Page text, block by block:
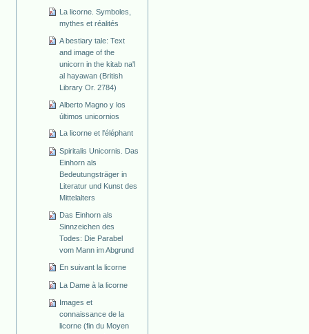
La licorne. Symboles,
mythes et réalités
A bestiary tale: Text
and image of the
unicorn in the kitab na'l
al hayawan (British
Library Or. 2784)
Alberto Magno y los
últimos unicornios
La licorne et l'éléphant
Spiritalis Unicornis. Das
Einhorn als
Bedeutungsträger in
Literatur und Kunst des
Mittelalters
Das Einhorn als
Sinnzeichen des
Todes: Die Parabel
vom Mann im Abgrund
En suivant la licorne
La Dame à la licorne
Images et
connaissance de la
licorne (fin du Moyen